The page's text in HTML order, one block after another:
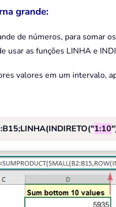
grande:
de números, para
usar as funções LINHA e
valores em um intervalo,
1:10